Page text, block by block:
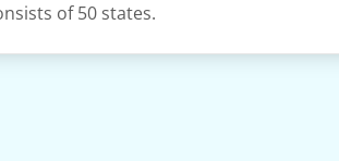
of 50 states.